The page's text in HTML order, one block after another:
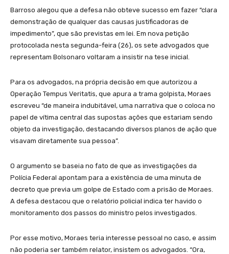
Barroso alegou que a defesa não obteve sucesso em fazer “clara
demonstração de qualquer das causas justificadoras de
impedimento”, que são previstas em lei. Em nova petição
protocolada nesta segunda-feira (26), os sete advogados que
representam Bolsonaro voltaram a insistir na tese inicial.
Para os advogados, na própria decisão em que autorizou a
Operação Tempus Veritatis, que apura a trama golpista, Moraes
escreveu “de maneira indubitável, uma narrativa que o coloca no
papel de vítima central das supostas ações que estariam sendo
objeto da investigação, destacando diversos planos de ação que
visavam diretamente sua pessoa”.
O argumento se baseia no fato de que as investigações da
Polícia Federal apontam para a existência de uma minuta de
decreto que previa um golpe de Estado com a prisão de Moraes.
A defesa destacou que o relatório policial indica ter havido o
monitoramento dos passos do ministro pelos investigados.
Por esse motivo, Moraes teria interesse pessoal no caso, e assim
não poderia ser também relator, insistem os advogados. “Ora,